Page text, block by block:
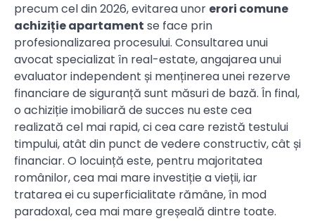
precum cel din 2026, evitarea unor erori comune
achiziție apartament se face prin
profesionalizarea procesului. Consultarea unui
avocat specializat în real-estate, angajarea unui
evaluator independent și menținerea unei rezerve
financiare de siguranță sunt măsuri de bază. În final,
o achiziție imobiliară de succes nu este cea
realizată cel mai rapid, ci cea care rezistă testului
timpului, atât din punct de vedere constructiv, cât și
financiar. O locuință este, pentru majoritatea
românilor, cea mai mare investiție a vieții, iar
tratarea ei cu superficialitate rămâne, în mod
paradoxal, cea mai mare greșeală dintre toate.